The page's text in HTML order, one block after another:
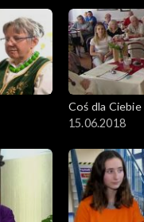
Coś dla Ciebie
15.06.2018